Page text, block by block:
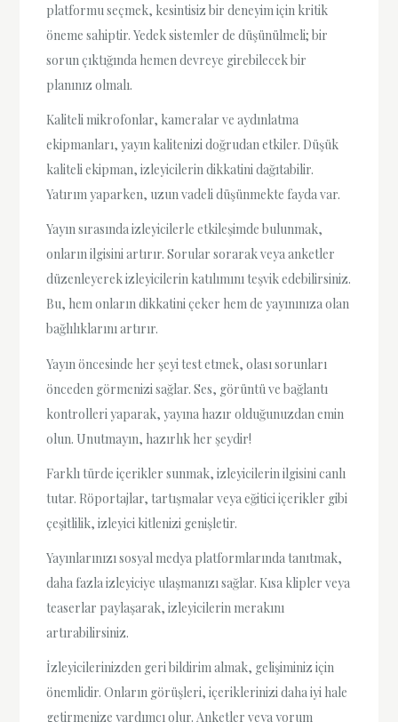
platformu seçmek, kesintisiz bir deneyim için kritik
öneme sahiptir. Yedek sistemler de düşünülmeli; bir
sorun çıktığında hemen devreye girebilecek bir
planınız olmalı.
Kaliteli mikrofonlar, kameralar ve aydınlatma
ekipmanları, yayın kalitenizi doğrudan etkiler. Düşük
kaliteli ekipman, izleyicilerin dikkatini dağıtabilir.
Yatırım yaparken, uzun vadeli düşünmekte fayda var.
Yayın sırasında izleyicilerle etkileşimde bulunmak,
onların ilgisini artırır. Sorular sorarak veya anketler
düzenleyerek izleyicilerin katılımını teşvik edebilirsiniz.
Bu, hem onların dikkatini çeker hem de yayınınıza olan
bağlılıklarını artırır.
Yayın öncesinde her şeyi test etmek, olası sorunları
önceden görmenizi sağlar. Ses, görüntü ve bağlantı
kontrolleri yaparak, yayına hazır olduğunuzdan emin
olun. Unutmayın, hazırlık her şeydir!
Farklı türde içerikler sunmak, izleyicilerin ilgisini canlı
tutar. Röportajlar, tartışmalar veya eğitici içerikler gibi
çeşitlilik, izleyici kitlenizi genişletir.
Yayınlarınızı sosyal medya platformlarında tanıtmak,
daha fazla izleyiciye ulaşmanızı sağlar. Kısa klipler veya
teaserlar paylaşarak, izleyicilerin merakını
artırabilirsiniz.
İzleyicilerinizden geri bildirim almak, gelişiminiz için
önemlidir. Onların görüşleri, içeriklerinizi daha iyi hale
getirmenize yardımcı olur. Anketler veya yorum